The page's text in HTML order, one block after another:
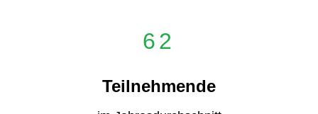
62
Teilnehmende